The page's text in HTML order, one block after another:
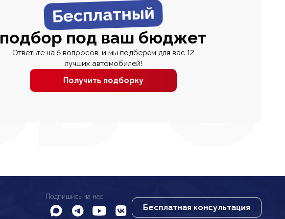
Бесплатный
подбор под ваш бюджет
Ответьте на 5 вопросов, и мы подберём для вас 12
лучших автомобилей!
Получить подборку
Подпишись на нас
Бесплатная консультация